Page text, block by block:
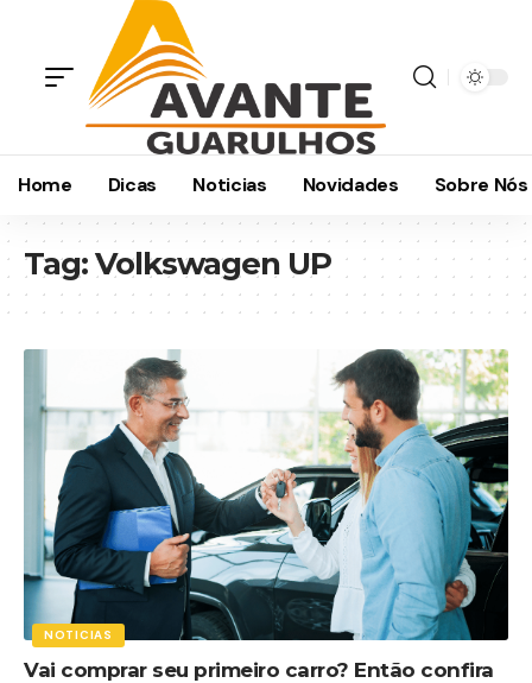
Home Dicas Noticias Novidades Sobre Nós
Tag:Volkswagen UP
NOTICIAS
Vai comprar seu primeiro carro? Então confira